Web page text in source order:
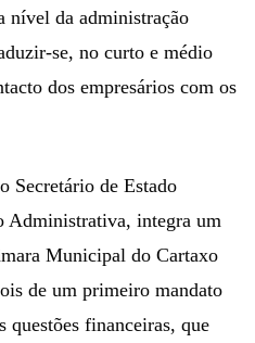
nível da administração
se, no curto e médio
dos empresários com os
Secretário de Estado
Administrativa, integra um
Municipal do Cartaxo
de um primeiro mandato
questões financeiras, que